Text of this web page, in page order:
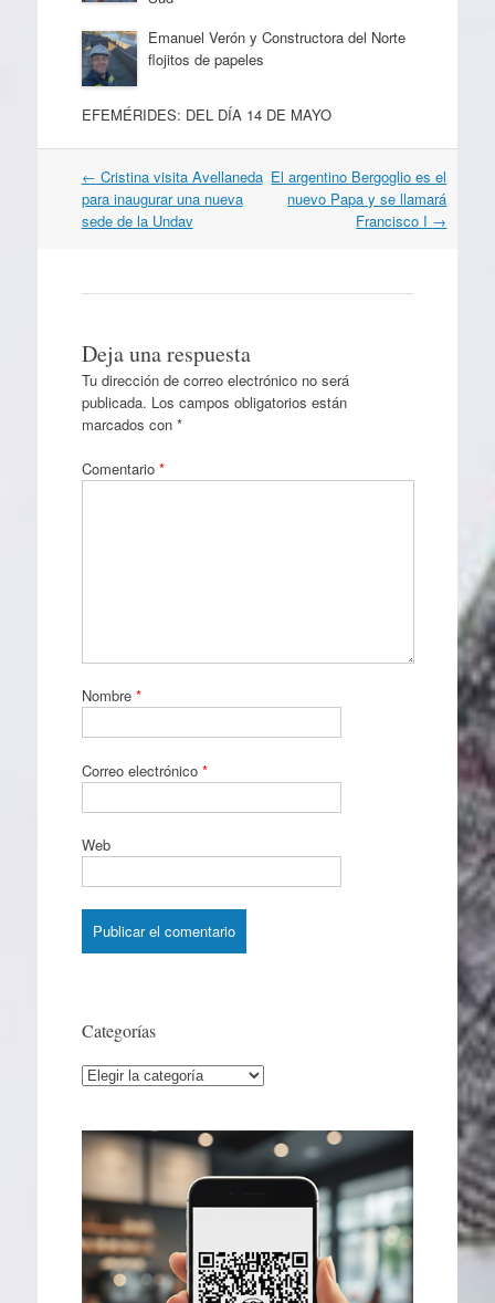
Emanuel Verón y Constructora del Norte
flojitos de papeles
EFEMÉRIDES: DEL DÍA 14 DE MAYO
Navegación
por
artículos
← Cristina visita Avellaneda
para inaugurar una nueva
sede de la Undav
El argentino Bergoglio es el
nuevo Papa y se llamará
Francisco I →
Deja una respuesta
Tu dirección de correo electrónico no será
publicada. Los campos obligatorios están
marcados con *
Comentario *
Nombre *
Correo electrónico *
Web
Categorías
Categorías